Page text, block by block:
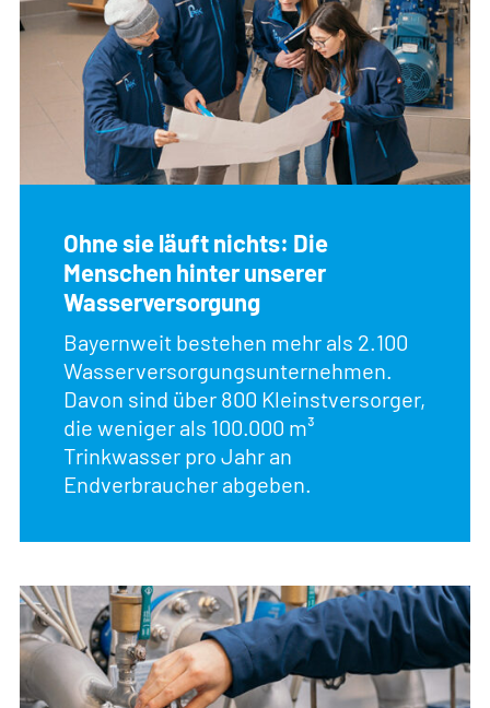
Ohne sie läuft nichts: Die
Menschen hinter unserer
Wasserversorgung
Bayernweit bestehen mehr als 2.100
Wasser­versorgungsunternehmen.
Davon sind über 800 Kleinstversorger,
die weniger als 100.000 m³
Trinkwasser pro Jahr an
Endverbraucher abgeben.